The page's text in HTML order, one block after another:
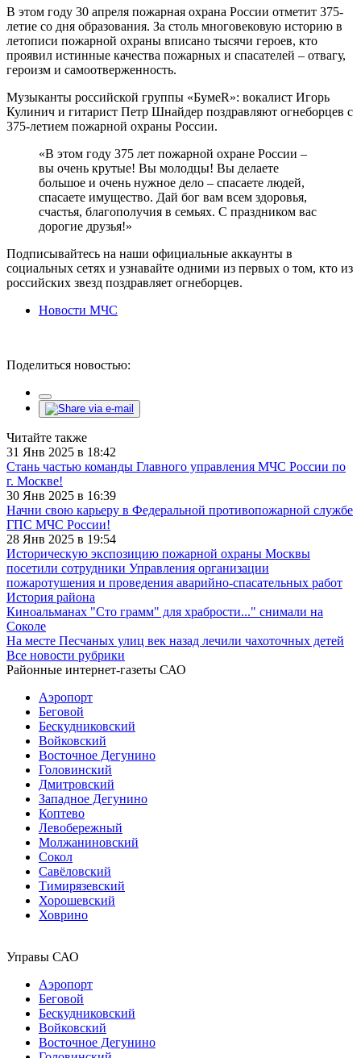
В этом году 30 апреля пожарная охрана России отметит 375-
летие со дня образования. За столь многовековую историю в
летописи пожарной охраны вписано тысячи героев, кто
проявил истинные качества пожарных и спасателей – отвагу,
героизм и самоотверженность.
Музыканты российской группы «БумеR»: вокалист Игорь
Кулинич и гитарист Петр Шнайдер поздравляют огнеборцев с
375-летием пожарной охраны России.
«В этом году 375 лет пожарной охране России –
вы очень крутые! Вы молодцы! Вы делаете
большое и очень нужное дело – спасаете людей,
спасаете имущество. Дай бог вам всем здоровья,
счастья, благополучия в семьях. С праздником вас
дорогие друзья!»
Подписывайтесь на наши официальные аккаунты в
социальных сетях и узнавайте одними из первых о том, кто из
российских звезд поздравляет огнеборцев.
Новости МЧС
Поделиться новостью:
Читайте также
31 Янв 2025 в 18:42
Стань частью команды Главного управления МЧС России по
г. Москве!
30 Янв 2025 в 16:39
Начни свою карьеру в Федеральной противопожарной службе
ГПС МЧС России!
28 Янв 2025 в 19:54
Историческую экспозицию пожарной охраны Москвы
посетили сотрудники Управления организации
пожаротушения и проведения аварийно-спасательных работ
История района
Киноальманах "Сто грамм" для храбрости..." снимали на
Соколе
На месте Песчаных улиц век назад лечили чахоточных детей
Все новости рубрики
Районные интернет-газеты САО
Аэропорт
Беговой
Бескудниковский
Войковский
Восточное Дегунино
Головинский
Дмитровский
Западное Дегунино
Коптево
Левобережный
Молжаниновский
Сокол
Савёловский
Тимирязевский
Хорошевский
Ховрино
Управы САО
Аэропорт
Беговой
Бескудниковский
Войковский
Восточное Дегунино